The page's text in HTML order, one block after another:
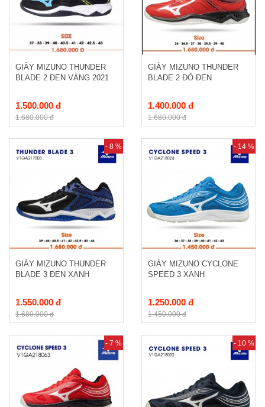
GIÀY MIZUNO THUNDER
BLADE 2 ĐEN VÀNG 2021
1.500.000 đ
1.680.000 đ
GIÀY MIZUNO THUNDER
BLADE 2 ĐỎ ĐEN
1.400.000 đ
1.680.000 đ
- 8 %
GIÀY MIZUNO THUNDER
BLADE 3 ĐEN XANH
1.550.000 đ
1.680.000 đ
- 14 %
GIÀY MIZUNO CYCLONE
SPEED 3 XANH
1.250.000 đ
1.450.000 đ
- 7 % - 10 %